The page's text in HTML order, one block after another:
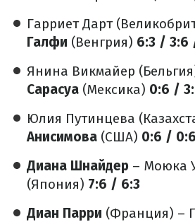
Гарриет Дарт
Галфи (Венгрия) 6:3 / 3:6
Янина Викмайер
Сарасуа (Мексика) 0:6 /
Юлия Путинцева
Анисимова (США) 0:6 / 0:6
Диана Шнайдер – Моюка
(Япония) 7:6 / 6:3
Диан Парри (Франция) –